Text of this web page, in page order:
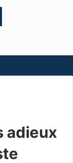
adieux